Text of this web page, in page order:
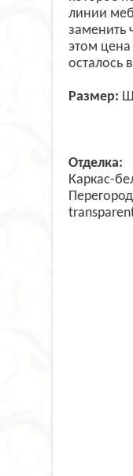
линии
заменить
этом
осталось
Размер:
Отделка:
Каркас-